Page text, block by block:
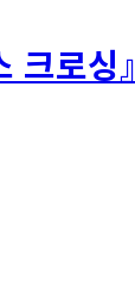
로싱』